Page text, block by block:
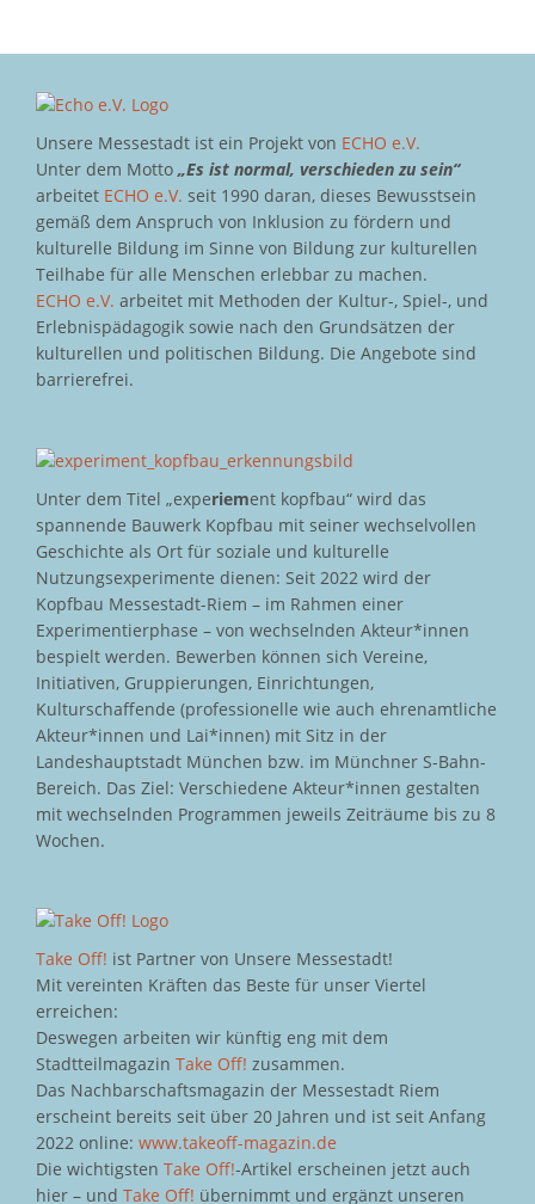
Unsere Messestadt ist ein Projekt von ECHO e.V.
Unter dem Motto „Es ist normal, verschieden zu sein“
arbeitet ECHO e.V. seit 1990 daran, dieses Bewusstsein
gemäß dem Anspruch von Inklusion zu fördern und
kulturelle Bildung im Sinne von Bildung zur kulturellen
Teilhabe für alle Menschen erlebbar zu machen.
ECHO e.V. arbeitet mit Methoden der Kultur-, Spiel-, und
Erlebnispädagogik sowie nach den Grundsätzen der
kulturellen und politischen Bildung. Die Angebote sind
barrierefrei.
Unter dem Titel „experiement kopfbau“ wird das
spannende Bauwerk Kopfbau mit seiner wechselvollen
Geschichte als Ort für soziale und kulturelle
Nutzungsexperimente dienen: Seit 2022 wird der
Kopfbau Messestadt-Riem – im Rahmen einer
Experimentierphase – von wechselnden Akteur*innen
bespielt werden. Bewerben können sich Vereine,
Initiativen, Gruppierungen, Einrichtungen,
Kulturschaffende (professionelle wie auch ehrenamtliche
Akteur*innen und Lai*innen) mit Sitz in der
Landeshauptstadt München bzw. im Münchner S-Bahn-
Bereich. Das Ziel: Verschiedene Akteur*innen gestalten
mit wechselnden Programmen jeweils Zeiträume bis zu 8
Wochen.
Take Off! ist Partner von Unsere Messestadt!
Mit vereinten Kräften das Beste für unser Viertel
erreichen:
Deswegen arbeiten wir künftig eng mit dem
Stadtteilmagazin Take Off! zusammen.
Das Nachbarschaftsmagazin der Messestadt Riem
erscheint bereits seit über 20 Jahren und ist seit Anfang
2022 online: www.takeoff-magazin.de
Die wichtigsten Take Off!-Artikel erscheinen jetzt auch
hier – und Take Off! übernimmt und ergänzt unseren